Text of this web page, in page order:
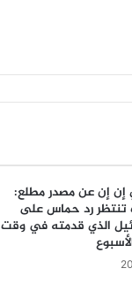
إن عن مصدر مطلع:
تنتظر رد حماس على
الذي قدمته في وقت